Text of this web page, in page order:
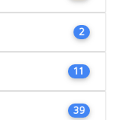
2
11
39